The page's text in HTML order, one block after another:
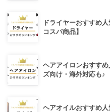
ドライヤーおすすめ
コスパ商品】
ヘアアイロンおすす
ズ向け・海外対応も♪
ヘアオイルおすすめ